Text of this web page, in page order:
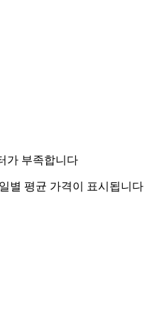
가 부족합니다
별 평균 가격이 표시됩니다